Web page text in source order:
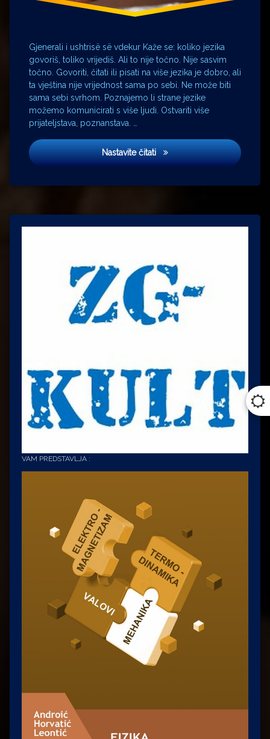
Gjenerali i ushtrisë së vdekur Kaže se: koliko jezika
govoriš, toliko vrijediš. Ali to nije točno. Nije sasvim
točno. Govoriti, čitati ili pisati na više jezika je dobro, ali
ta vještina nije vrijednost sama po sebi. Ne može biti
sama sebi svrhom. Poznajemo li strane jezike
možemo komunicirati s više ljudi. Ostvariti više
prijateljstava, poznanstava. …
Nastavite čitatiGeneral mrtve vojske
VAM PREDSTAVLJA :